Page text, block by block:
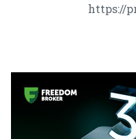
https://